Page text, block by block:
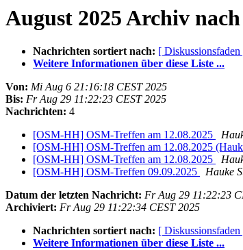
August 2025 Archiv
Nachrichten sortiert nach: [ Diskussionsfaden
Weitere Informationen über diese Liste ...
Von: Mi Aug 6 21:16:18 CEST 2025
Bis: Fr Aug 29 11:22:23 CEST 2025
Nachrichten: 4
[OSM-HH] OSM-Treffen am 12.08.2025
[OSM-HH] OSM-Treffen am 12.08.2025
[OSM-HH] OSM-Treffen am 12.08.2025
[OSM-HH] OSM-Treffen 09.09.2025
Hauke
Datum der letzten Nachricht: Fr Aug 29 11:22:23
Archiviert: Fr Aug 29 11:22:34 CEST 2025
Nachrichten sortiert nach: [ Diskussionsfaden
Weitere Informationen über diese Liste ...